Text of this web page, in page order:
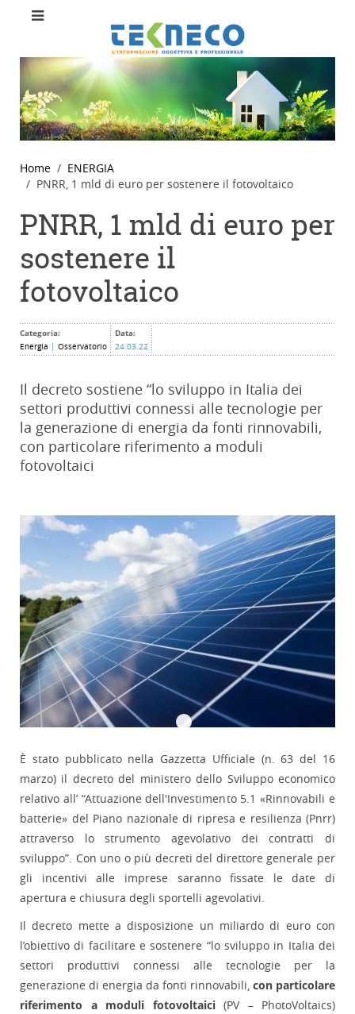
Home
ENERGIA
PNRR, 1 mld di euro per sostenere il fotovoltaico
PNRR, 1 mld di euro per
sostenere il
fotovoltaico
Categoria:
Energia Osservatorio
Data:
24.03.22
Il decreto sostiene “lo sviluppo in Italia dei
settori produttivi connessi alle tecnologie per
la generazione di energia da fonti rinnovabili,
con particolare riferimento a moduli
fotovoltaici
È stato pubblicato nella Gazzetta Ufficiale (n. 63 del 16
marzo) il decreto del ministero dello Sviluppo economico
relativo all’ “Attuazione dell'Investimento 5.1 «Rinnovabili e
batterie» del Piano nazionale di ripresa e resilienza (Pnrr)
attraverso lo strumento agevolativo dei contratti di
sviluppo”. Con uno o più decreti del direttore generale per
gli incentivi alle imprese saranno fissate le date di
apertura e chiusura degli sportelli agevolativi.
Il decreto mette a disposizione un miliardo di euro con
l’obiettivo di facilitare e sostenere “lo sviluppo in Italia dei
settori produttivi connessi alle tecnologie per la
generazione di energia da fonti rinnovabili, con particolare
riferimento a moduli fotovoltaici(PV – PhotoVoltaics)